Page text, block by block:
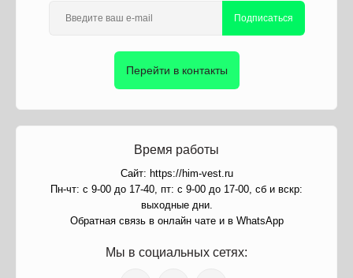
Подписаться
Перейти в контакты
Время работы
Сайт: https://him-vest.ru
Пн-чт: с 9-00 до 17-40, пт: с 9-00 до 17-00, сб и вскр:
выходные дни.
Обратная связь в онлайн чате и в WhatsApp
Мы в социальных сетях: